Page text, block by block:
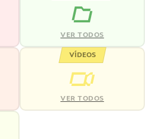
VER TODOS
VÍDEOS
VER TODOS